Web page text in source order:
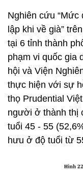
Nghiên cứu “Mức
lập khi về già”
tại 6 tỉnh thành
phạm vi quốc gia
hội và Viện
thực hiện với sự
thọ Prudential
người ở thành thị
tuổi 45 - 55
hưu ở độ tuổi từ